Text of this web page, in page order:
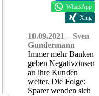
WhatsApp
Xing
10.09.2021 – Sven
Gundermann
Immer mehr Banken
geben Negativzinsen
an ihre Kunden
weiter. Die Folge:
Sparer wenden sich